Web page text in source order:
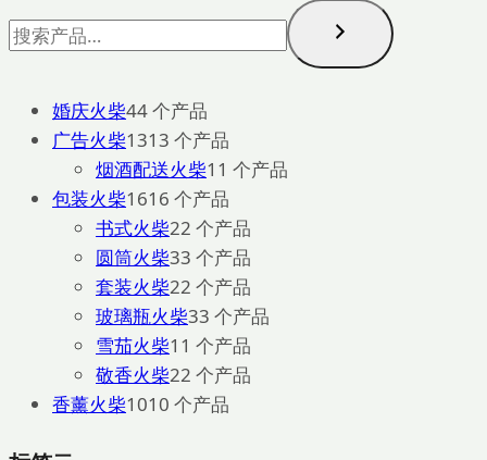
婚庆火柴44 个产品
广告火柴1313 个产品
烟酒配送火柴1 1 个产品
包装火柴1616 个产品
书式火柴22 个产品
圆筒火柴33 个产品
套装火柴22 个产品
玻璃瓶火柴33 个产品
雪茄火柴1 1 个产品
敬香火柴22 个产品
香薰火柴1010 个产品